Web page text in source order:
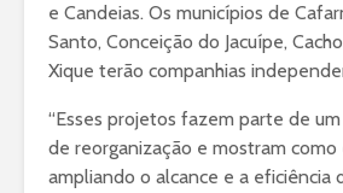
e Candeias. Os municípios de
Santo, Conceição do Jacuípe,
Xique terão companhias
“Esses projetos fazem parte de
de reorganização e mostram como
ampliando o alcance e a eficiência